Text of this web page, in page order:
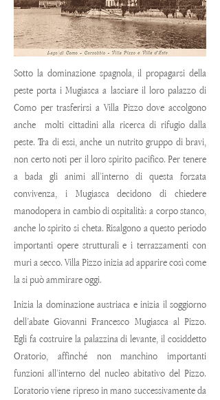
Sotto la dominazione spagnola, il propagarsi della
peste porta i Mugiasca a lasciare il loro palazzo di
Como per trasferirsi a Villa Pizzo dove accolgono
anche molti cittadini alla ricerca di rifugio dalla
peste. Tra di essi, anche un nutrito gruppo di bravi,
non certo noti per il loro spirito pacifico. Per tenere
a bada gli animi all’interno di questa forzata
convivenza, i Mugiasca decidono di chiedere
manodopera in cambio di ospitalità: a corpo stanco,
anche lo spirito si cheta. Risalgono a questo periodo
importanti opere strutturali e i terrazzamenti con
muri a secco. Villa Pizzo inizia ad apparire così come
la si può ammirare oggi.
Inizia la dominazione austriaca e inizia il soggiorno
dell’abate Giovanni Francesco Mugiasca al Pizzo.
Egli fa costruire la palazzina di levante, il cosiddetto
Oratorio, affinché non manchino importanti
funzioni all’interno del nucleo abitativo del Pizzo.
L’oratorio viene ripreso in mano successivamente da